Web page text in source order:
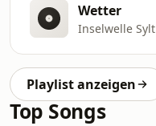
Wetter
Inselwelle Sylt
Playlist anzeigen
Top Songs